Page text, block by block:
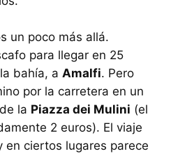
un poco más allá.
para llegar en 25
bahía, a Amalfi. Pero
por la carretera en un
la Piazza dei Mulini (el
2 euros). El viaje
ciertos lugares parece